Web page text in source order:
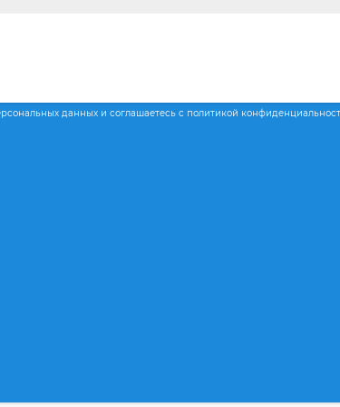
данных и соглашаетесь с политикой